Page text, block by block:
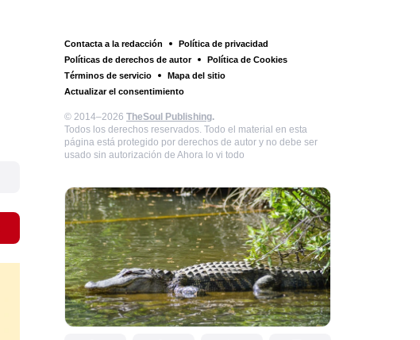
Contacta a la redacción
Política de privacidad
Políticas de derechos de autor
Política de Cookies
Términos de servicio
Mapa del sitio
Actualizar el consentimiento
© 2014–2026 TheSoul Publishing.
Todos los derechos reservados. Todo el material en esta
página está protegido por derechos de autor y no debe ser
usado sin autorización de Ahora lo vi todo